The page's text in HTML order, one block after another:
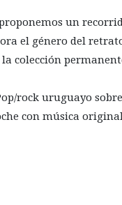
un
el género del
colección
rock uruguayo
con música